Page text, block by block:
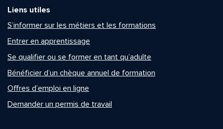
Liens utiles
S’informer sur les métiers et les formations
Entrer en apprentissage
Se qualifier ou se former en tant qu’adulte
Bénéficier d’un chèque annuel de formation
Offres d’emploi en ligne
Demander un permis de travail